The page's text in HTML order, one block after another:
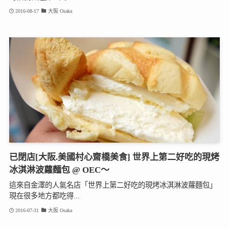
2016-08-17 大阪 Osaka
已閉店[大阪.美國村心齋橋美食] 世界上第二好吃的現烤
冰淇淋波蘿麵包 @ OEC～
這來自金澤的人氣名店「世界上第二好吃的現烤冰淇淋波蘿麵包」
現在很多地方都吃得...
2016-07-31 大阪 Osaka